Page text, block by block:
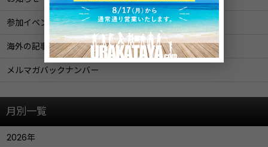
参加イベントレポート
海外の記事ご紹介
メルマガバックナンバー
月別一覧
2026年